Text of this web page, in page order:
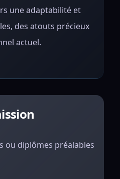
une adaptabilité et
des atouts précieux
actuel.
ou diplômes préalables